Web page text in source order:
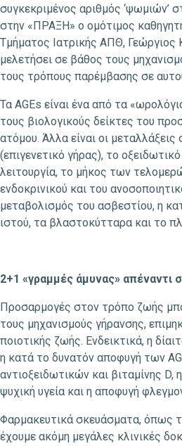
συγκεκριμένος αριθμός ‘ψωμιών’
στην «ΠΡΑΞΗ» ο ομότιμος
Τμήματος Ιατρικής ΑΠΘ, Γεώργιος
μελετήσει σε βάθος τους
τους τρόπους παρέμβασης σε
Τα AGEs είναι ένα από τα
τους βιολογικούς δείκτες του
ατόμου. Άλλα είναι οι
(επιγενετικό γήρας), το
λειτουργία, το μήκος των
ενδοκρινικού και του
μεταβολισμός του ασβεστίου, η
ιστού, τα βλαστοκύτταρα και το
2+1 «γραμμές άμυνας» απέναντι
Προσαρμογές στον τρόπο ζωής
τους μηχανισμούς γήρανσης,
ποιοτικής ζωής. Ενδεικτικά, η
η κατά το δυνατόν αποφυγή των
αντιοξειδωτικών και βιταμίνης
ψυχική υγεία και η αποφυγή
Φαρμακευτικά σκευάσματα, όπως
έχουμε ακόμη μεγάλες κλινικές